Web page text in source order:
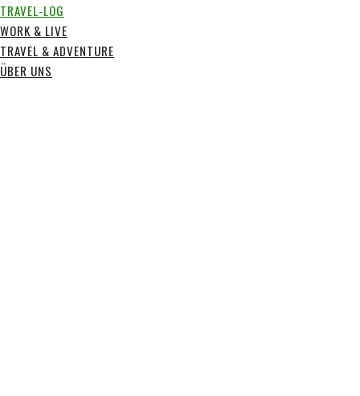
TRAVEL-LOG
WORK & LIVE
TRAVEL & ADVENTURE
ÜBER UNS